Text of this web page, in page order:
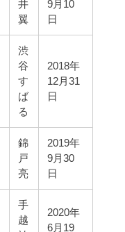
井
翼
9月10
日
渋
谷
す
ば
る
2018年
12月31
日
錦
戸
亮
2019年
9月30
日
手
越
2020年
6月19